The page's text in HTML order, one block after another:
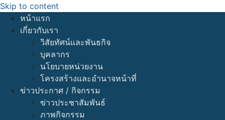
Skip to content
หน้าแรก
เกี่ยวกับเรา
วิสัยทัศน์และพันธกิจ
บุคลากร
นโยบายหน่วยงาน
โครงสร้างและอำนาจหน้าที่
ข่าวประกาศ / กิจกรรม
ข่าวประชาสัมพันธ์
ภาพกิจกรรม